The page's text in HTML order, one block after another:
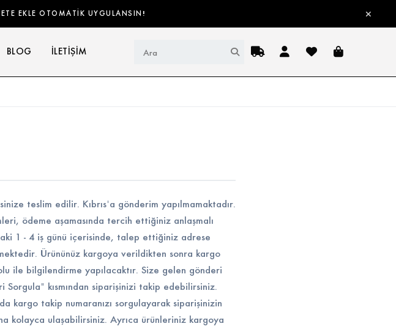
EKLE OTOMATİK UYGULANSIN!
BLOG İLETIŞIM
Ürün, kategori veya marka araSipariş Takip
Giriş YapFavorilerim
Sepet
teslim edilir. Kıbrıs'a gönderim yapılmamaktadır.
ödeme aşamasında tercih ettiğiniz anlaşmalı
1 - 4 iş günü içerisinde, talep ettiğiniz adrese
Ürününüz kargoya verildikten sonra kargo
ile bilgilendirme yapılacaktır. Size gelen gönderi
kısmından siparişinizi takip edebilirsiniz.
kargo takip numaranızı sorgulayarak siparişinizin
kolayca ulaşabilirsiniz. Ayrıca ürünleriniz kargoya